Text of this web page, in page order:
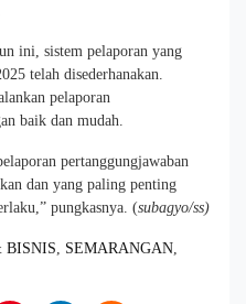
ini, sistem pelaporan yang
telah disederhanakan.
pelaporan
baik dan mudah.
pertanggungjawaban
dan yang paling penting
pungkasnya. (subagyo/ss)
BISNIS SEMARANGAN